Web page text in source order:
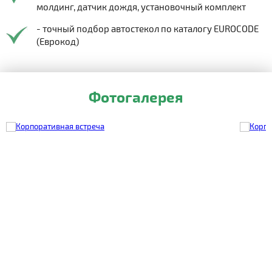
молдинг, датчик дождя, установочный комплект
- точный подбор автостекол по каталогу EUROCODE
(Еврокод)
Фотогалерея